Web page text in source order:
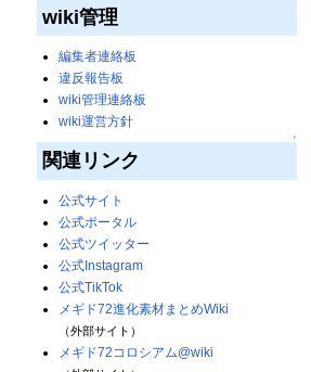
wiki管理
編集者連絡板
違反報告板
wiki管理連絡板
wiki運営方針
↑
関連リンク
公式サイト
公式ポータル
公式ツイッター
公式Instagram
公式TikTok
メギド72進化素材まとめWiki
（外部サイト）
メギド72コロシアム@wiki